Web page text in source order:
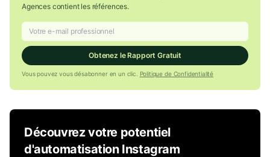
Agences contient les références.
Obtenez le Rapport Gratuit
Vous pouvez vous désabonner en un clic. Politique de Confidentialité
Découvrez votre potentiel
d'automatisation Instagram